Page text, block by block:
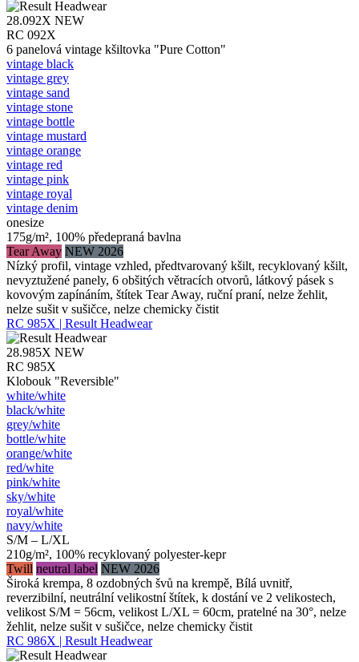
28.092X NEW
RC 092X
6 panelová vintage kšiltovka "Pure Cotton"
vintage black
vintage grey
vintage sand
vintage stone
vintage bottle
vintage mustard
vintage orange
vintage red
vintage pink
vintage royal
vintage denim
onesize
175g/m², 100% předepraná bavlna
Tear Away NEW 2026
Nízký profil, vintage vzhled, předtvarovaný kšilt, recyklovaný kšilt,
nevyztužené panely, 6 obšitých větracích otvorů, látkový pásek s
kovovým zapínáním, štítek Tear Away, ruční praní, nelze žehlit,
nelze sušit v sušičce, nelze chemicky čistit
RC 985X | Result Headwear
28.985X NEW
RC 985X
Klobouk "Reversible"
white/​white
black/​white
grey/​white
bottle/​white
orange/​white
red/​white
pink/​white
sky/​white
royal/​white
navy/​white
S/M – L/XL
210g/m², 100% recyklovaný polyester-kepr
Twill neutral label NEW 2026
Široká krempa, 8 ozdobných švů na krempě, Bílá uvnitř,
reverzibilní, neutrální velikostní štítek, k dostání ve 2 velikostech,
velikost S/M = 56cm, velikost L/XL = 60cm, pratelné na 30°, nelze
žehlit, nelze sušit v sušičce, nelze chemicky čistit
RC 986X | Result Headwear